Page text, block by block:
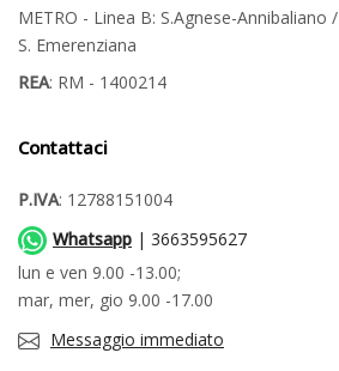
METRO - Linea B: S.Agnese-Annibaliano /
S. Emerenziana
REA: RM - 1400214
Contattaci
P.IVA: 12788151004
Whatsapp | 3663595627
lun e ven 9.00 -13.00;
mar, mer, gio 9.00 -17.00
Messaggio immediato